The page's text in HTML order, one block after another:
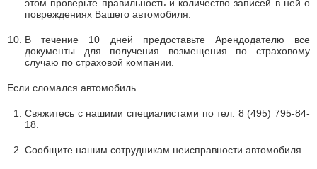
этом проверьте правильность и количество записей в ней о
повреждениях Вашего автомобиля.
В течение 10 дней предоставьте Арендодателю все
документы для получения возмещения по страховому
случаю по страховой компании.
Если сломался автомобиль
Свяжитесь с нашими специалистами по тел. 8 (495) 795-84-
18.
Сообщите нашим сотрудникам неисправности автомобиля.